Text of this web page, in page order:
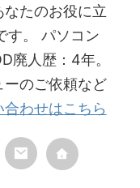
たのお役に立
す。 パソコン
廃人歴：4年。
のご依頼など
合わせはこちら